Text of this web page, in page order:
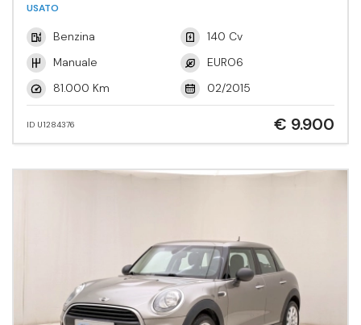
USATO
Benzina
140 Cv
Manuale
EURO6
81.000 Km
02/2015
ID U1284376 € 9.900